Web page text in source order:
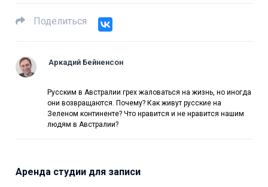
Поделиться
Аркадий Бейненсон
Русским в Австралии грех жаловаться на жизнь, но иногда
они возвращаются. Почему? Как живут русские на
Зеленом континенте? Что нравится и не нравится нашим
людям в Австралии?
Аренда студии для записи